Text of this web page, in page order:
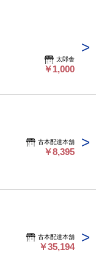
太郎舎
￥1,000
古本配達本舗
￥8,395
古本配達本舗
￥35,194